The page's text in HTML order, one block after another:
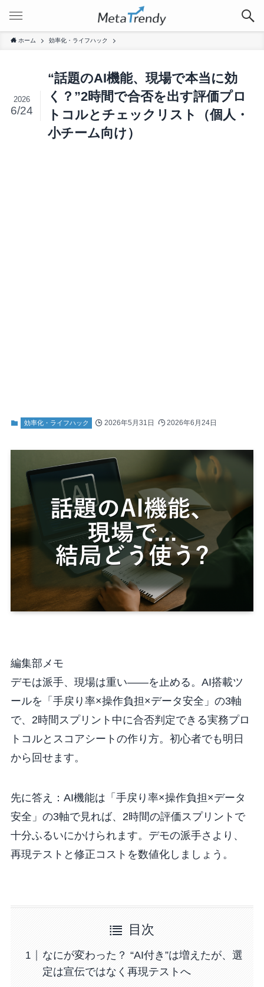
ホーム 効率化・ライフハック
“話題のAI機能、現場で本当に効
く？”2時間で合否を出す評価プロ
トコルとチェックリスト（個人・
小チーム向け）
2026
6/24
効率化・ライフハック 2026年5月31日 2026年6月24日
編集部メモ
デモは派手、現場は重い——を止める。AI搭載ツ
ールを「手戻り率×操作負担×データ安全」の3軸
で、2時間スプリント中に合否判定できる実務プロ
トコルとスコアシートの作り方。初心者でも明日
から回せます。
先に答え：AI機能は「手戻り率×操作負担×データ
安全」の3軸で見れば、2時間の評価スプリントで
十分ふるいにかけられます。デモの派手さより、
再現テストと修正コストを数値化しましょう。
目次
なにが変わった？ “AI付き”は増えたが、選
定は宣伝ではなく再現テストへ